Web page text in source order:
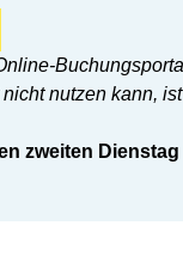
nutzen kann,
zweiten